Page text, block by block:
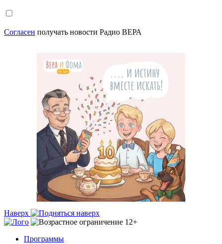
Согласен получать новости Радио ВЕРА
Наверх
Программы